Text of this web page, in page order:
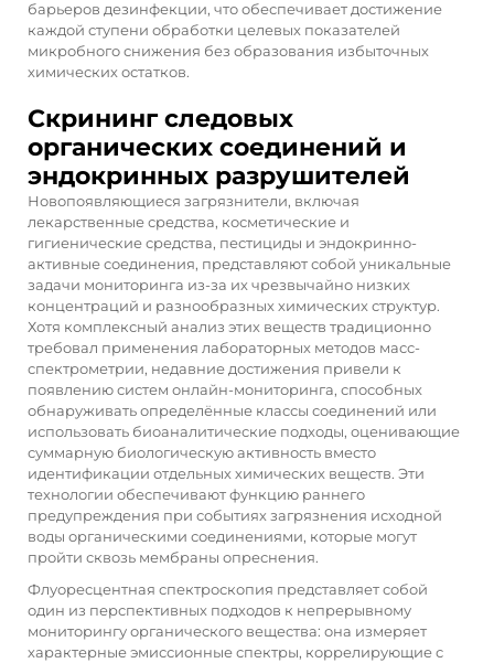
барьеров дезинфекции, что обеспечивает достижение
каждой ступени обработки целевых показателей
микробного снижения без образования избыточных
химических остатков.
Скрининг следовых
органических соединений и
эндокринных разрушителей
Новопоявляющиеся загрязнители, включая
лекарственные средства, косметические и
гигиенические средства, пестициды и эндокринно-
активные соединения, представляют собой уникальные
задачи мониторинга из-за их чрезвычайно низких
концентраций и разнообразных химических структур.
Хотя комплексный анализ этих веществ традиционно
требовал применения лабораторных методов масс-
спектрометрии, недавние достижения привели к
появлению систем онлайн-мониторинга, способных
обнаруживать определённые классы соединений или
использовать биоаналитические подходы, оценивающие
суммарную биологическую активность вместо
идентификации отдельных химических веществ. Эти
технологии обеспечивают функцию раннего
предупреждения при событиях загрязнения исходной
воды органическими соединениями, которые могут
пройти сквозь мембраны опреснения.
Флуоресцентная спектроскопия представляет собой
один из перспективных подходов к непрерывному
мониторингу органического вещества: она измеряет
характерные эмиссионные спектры, коррелирующие с